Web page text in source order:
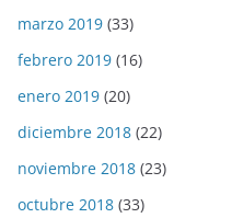
marzo 2019 (33)
febrero 2019 (16)
enero 2019 (20)
diciembre 2018 (22)
noviembre 2018 (23)
octubre 2018 (33)